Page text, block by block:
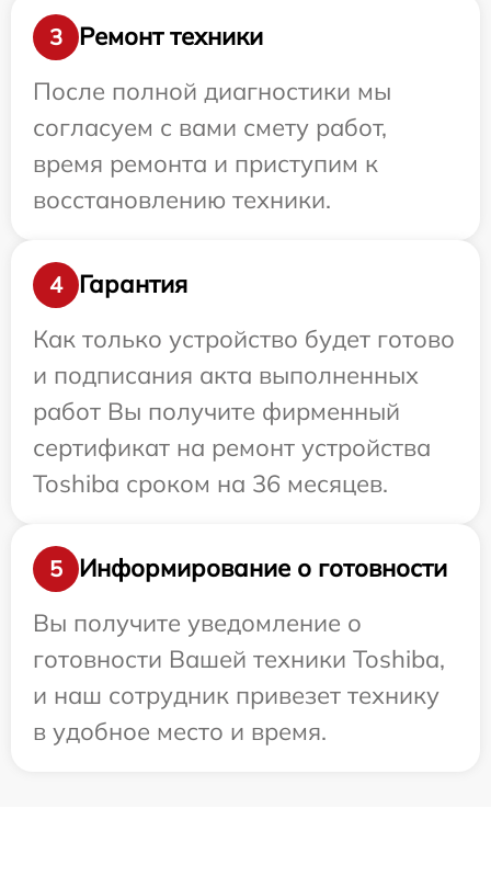
3
Ремонт техники
После полной диагностики мы
согласуем с вами смету работ,
время ремонта и приступим к
восстановлению техники.
4
Гарантия
Как только устройство будет готово
и подписания акта выполненных
работ Вы получите фирменный
сертификат на ремонт устройства
Toshiba сроком на 36 месяцев.
5
Информирование о готовности
Вы получите уведомление о
готовности Вашей техники Toshiba,
и наш сотрудник привезет технику
в удобное место и время.